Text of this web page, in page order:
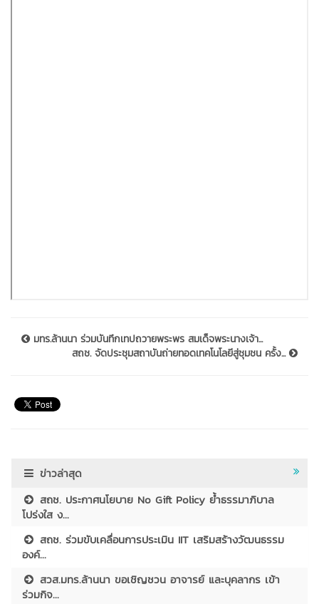
มทร.ล้านนา ร่วมบันทึกเทปถวายพระพร สมเด็จพระนางเจ้า...
สถช. จัดประชุมสถาบันถ่ายทอดเทคโนโลยีสู่ชุมชน ครั้ง...
ข่าวล่าสุด
สถช. ประกาศนโยบาย No Gift Policy ย้ำธรรมาภิบาล
โปร่งใส ง...
สถช. ร่วมขับเคลื่อนการประเมิน IIT เสริมสร้างวัฒนธรรม
องค์...
สวส.มทร.ล้านนา ขอเชิญชวน อาจารย์ และบุคลากร เข้า
ร่วมกิจ...